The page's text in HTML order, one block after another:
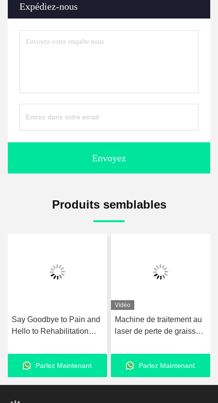
Expédiez-nous
Envoyez
Produits semblables
Say Goodbye to Pain and
Hello to Rehabilitation
Ultrasound Pain Relief
Technology Therapy
Device
Parlez Maintenant.
Vidéo
Machine de traitement au
laser de perte de graisse
liposuccion au laser
amélioréParlez Maintenant.